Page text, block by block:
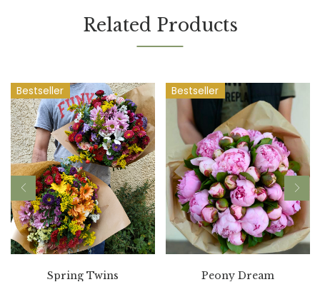
Related Products
Bestseller
Spring Twins
Bestseller
Peony Dream